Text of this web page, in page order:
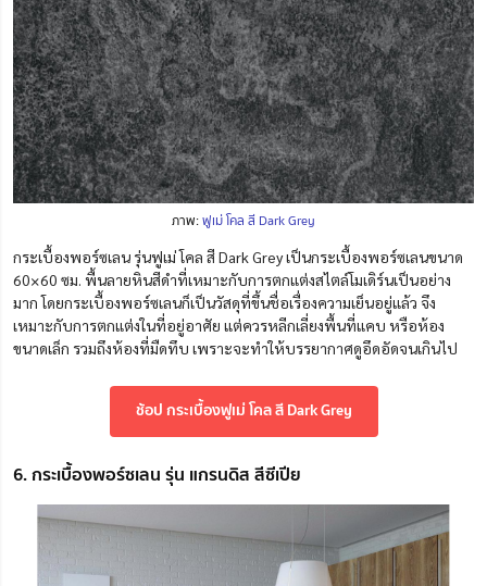
ภาพ:ฟูเม่ โคล สี Dark Grey
กระเบื้องพอร์ซเลน รุ่นฟูเม่ โคล สี Dark Grey เป็นกระเบื้องพอร์ซเลนขนาด
60×60 ซม. พื้นลายหินสีดำที่เหมาะกับการตกแต่งสไตล์โมเดิร์นเป็นอย่าง
มาก โดยกระเบื้องพอร์ซเลนก็เป็นวัสดุที่ขึ้นชื่อเรื่องความเย็นอยู่แล้ว จึง
เหมาะกับการตกแต่งในที่อยู่อาศัย แต่ควรหลีกเลี่ยงพื้นที่แคบ หรือห้อง
ขนาดเล็ก รวมถึงห้องที่มืดทึบ เพราะจะทำให้บรรยากาศดูอึดอัดจนเกินไป
ช้อป กระเบื้องฟูเม่ โคล สี Dark Grey
6. กระเบื้องพอร์ซเลน รุ่น แกรนดิส สีซีเปีย